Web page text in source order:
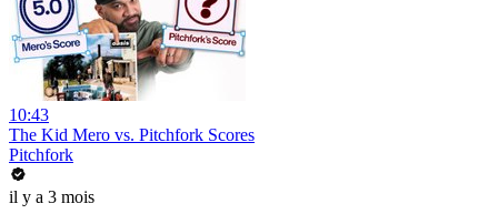
10:43
The Kid Mero vs. Pitchfork Scores
Pitchfork
il y a 3 mois